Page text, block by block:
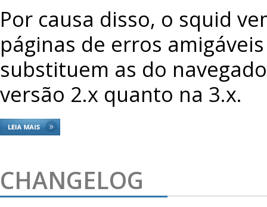
Por causa disso, o squid
páginas de erros
substituem as do
versão 2.x quanto na 3.x.
CHANGELOG